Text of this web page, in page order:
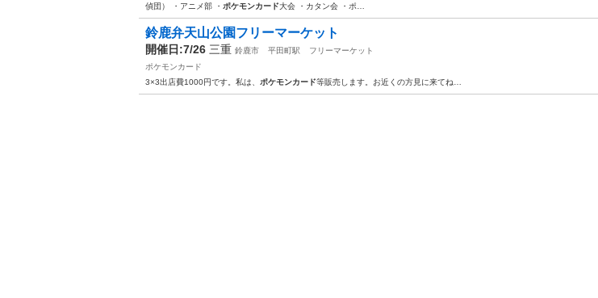
偵団） ・アニメ部 ・ ポケモンカード大会 ・カタン会 ・ポ…
鈴鹿弁天山公園フリーマーケット
開催日:7/26 三重 鈴鹿市 平田町駅
フリーマーケット
ポケモンカード
3×3出店費1000円です。私は、 ポケモンカード等販売します。お近くの方見に来てね…